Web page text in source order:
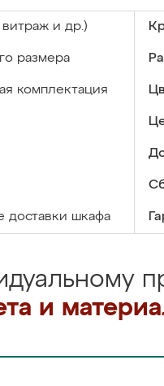
и др.)
размера
комплектация
доставки шкафа
и